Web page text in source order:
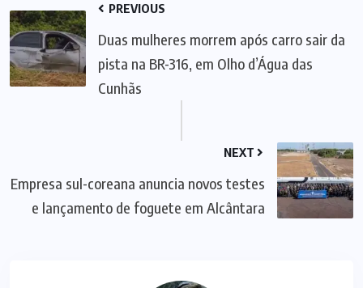
PREVIOUS
Duas mulheres morrem após carro sair da
pista na BR-316, em Olho d’Água das
Cunhãs
NEXT
Empresa sul-coreana anuncia novos testes
e lançamento de foguete em Alcântara